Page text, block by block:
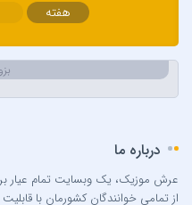
Bilal Sonses & Deniz Toprak
Burak Buluk & Zara & Kurtuluş Kuş
Can Bonomo
Cenk Türk
هفته
درباره ما
عرش موزیک، یک وبسایت تمام عیار
از تمامی خوانندگان کشورمان با